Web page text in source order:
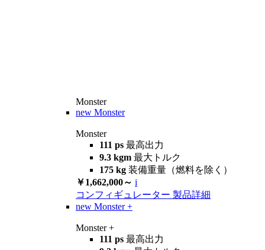
Monster
new Monster
Monster
111 ps 最高出力
9.3 kgm 最大トルク
175 kg 装備重量（燃料を除く）
￥1,662,000～ i
コンフィギュレーター 製品詳細
new Monster +
Monster +
111 ps 最高出力